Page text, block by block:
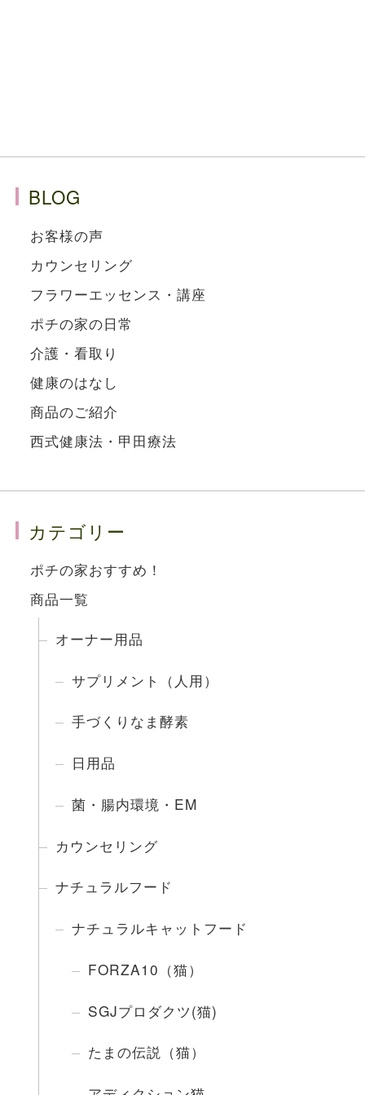
BLOG
お客様の声
カウンセリング
フラワーエッセンス・講座
ポチの家の日常
介護・看取り
健康のはなし
商品のご紹介
西式健康法・甲田療法
カテゴリー
ポチの家おすすめ！
商品一覧
オーナー用品
サプリメント（人用）
手づくりなま酵素
日用品
菌・腸内環境・EM
カウンセリング
ナチュラルフード
ナチュラルキャットフード
FORZA10（猫）
SGJプロダクツ(猫)
たまの伝説（猫）